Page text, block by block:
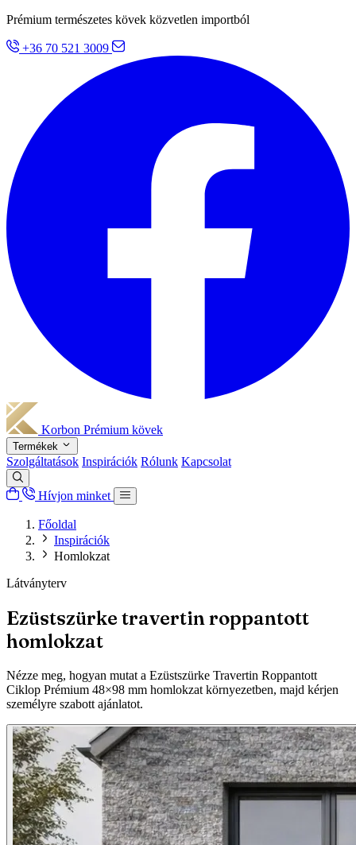
Prémium természetes kövek közvetlen importból
+36 70 521 3009
Korbon Prémium kövek
Termékek
Szolgáltatások Inspirációk Rólunk Kapcsolat
Hívjon minket
Főoldal
Inspirációk
Homlokzat
Látványterv
Ezüstszürke travertin roppantott
homlokzat
Nézze meg, hogyan mutat a Ezüstszürke Travertin Roppantott
Ciklop Prémium 48×98 mm homlokzat környezetben, majd kérjen
személyre szabott ajánlatot.